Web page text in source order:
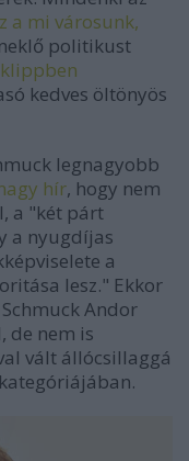
a mi városunk,
politikust
kedves öltönyös
legnagyobb
hír, hogy nem
a "két párt
a nyugdíjas
a
lesz." Ekkor
Andor
de nem is
vált állócsillaggá